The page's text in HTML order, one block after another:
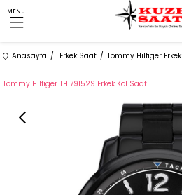
MENU
Anasayfa Erkek Saat Tommy Hilfiger Erkek
Tommy Hilfiger TH1791529 Erkek Kol Saati